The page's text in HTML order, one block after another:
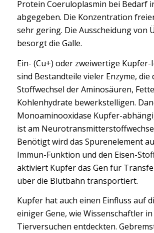
Protein Coeruloplasmin bei Bedarf
abgegeben. Die Konzentration
sehr gering. Die Ausscheidung von
besorgt die Galle.
Ein- (Cu+) oder zweiwertige Kupfer-
sind Bestandteile vieler Enzyme, die
Stoffwechsel der Aminosäuren,
Kohlenhydrate bewerkstelligen.
Monoaminooxidase Kupfer-
ist am
Benötigt wird das Spurenelement
Immun-Funktion und den Eisen-
aktiviert Kupfer das Gen für
über die Blutbahn transportiert.
Kupfer hat auch einen Einfluss auf
einiger Gene, wie Wissenschaftler in
Tierversuchen entdeckten.